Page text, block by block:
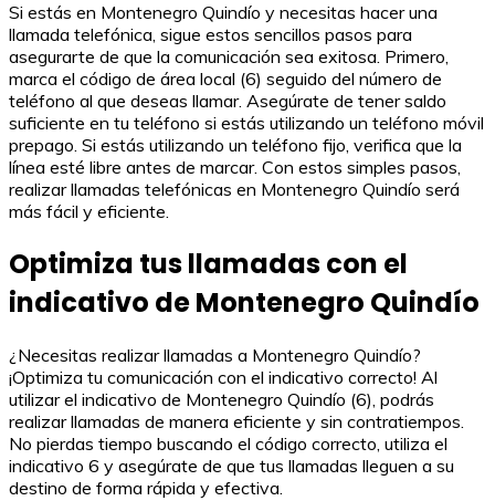
Si estás en Montenegro Quindío y necesitas hacer una
llamada telefónica, sigue estos sencillos pasos para
asegurarte de que la comunicación sea exitosa. Primero,
marca el código de área local (6) seguido del número de
teléfono al que deseas llamar. Asegúrate de tener saldo
suficiente en tu teléfono si estás utilizando un teléfono móvil
prepago. Si estás utilizando un teléfono fijo, verifica que la
línea esté libre antes de marcar. Con estos simples pasos,
realizar llamadas telefónicas en Montenegro Quindío será
más fácil y eficiente.
Optimiza tus llamadas con el
indicativo de Montenegro Quindío
¿Necesitas realizar llamadas a Montenegro Quindío?
¡Optimiza tu comunicación con el indicativo correcto! Al
utilizar el indicativo de Montenegro Quindío (6), podrás
realizar llamadas de manera eficiente y sin contratiempos.
No pierdas tiempo buscando el código correcto, utiliza el
indicativo 6 y asegúrate de que tus llamadas lleguen a su
destino de forma rápida y efectiva.